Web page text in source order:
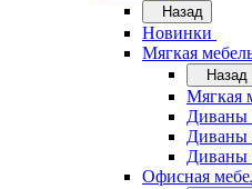
Назад
Новинки
Мягкая
Назад
Мягкая
Диваны
Диваны
Диваны
Офисная